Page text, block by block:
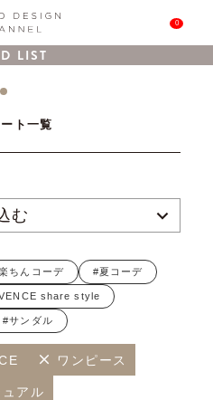
0
LIST
ト一覧
む
ちんコーデ #夏コーデ
share style
#サンダル
ワンピース
アル